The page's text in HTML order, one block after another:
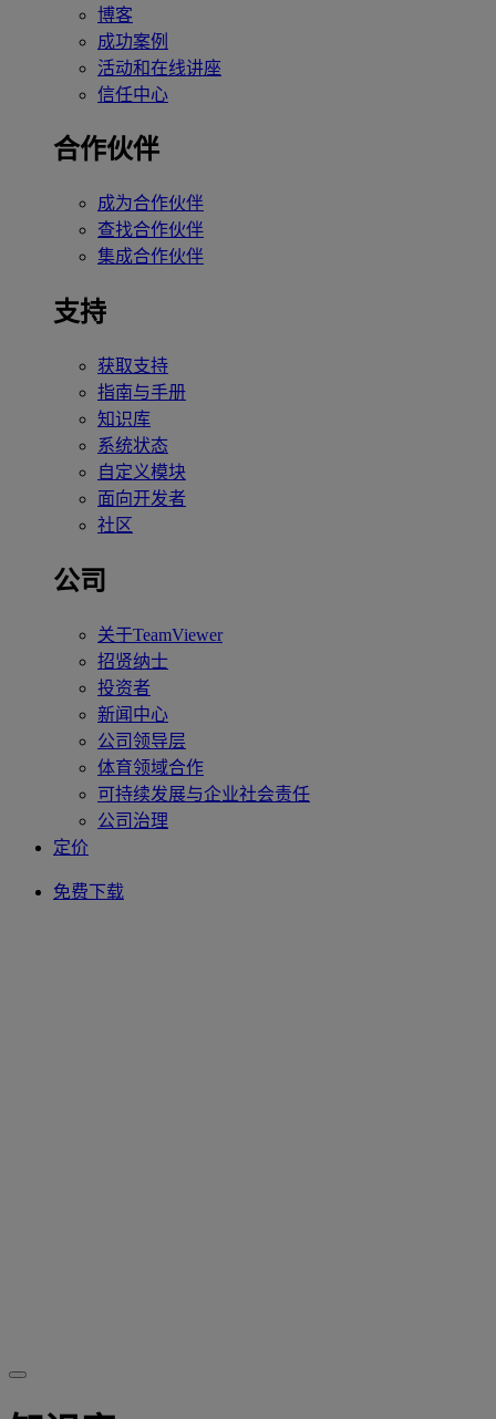
博客
成功案例
活动和在线讲座
信任中心
合作伙伴
成为合作伙伴
查找合作伙伴
集成合作伙伴
支持
获取支持
指南与手册
知识库
系统状态
自定义模块
面向开发者
社区
公司
关于TeamViewer
招贤纳士
投资者
新闻中心
公司领导层
体育领域合作
可持续发展与企业社会责任
公司治理
定价
免费下载